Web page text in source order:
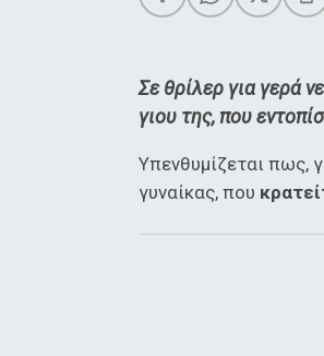
Σε θρίλερ για γερά
γιου της, που
Υπενθυμίζεται πως,
γυναίκας, που